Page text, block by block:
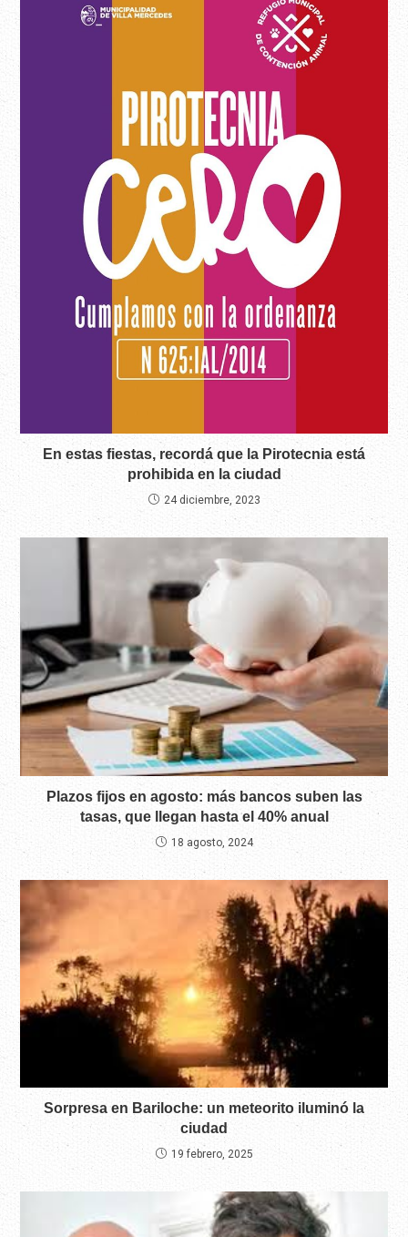
En estas fiestas, recordá que la Pirotecnia está
prohibida en la ciudad
24 diciembre, 2023
Plazos fijos en agosto: más bancos suben las
tasas, que llegan hasta el 40% anual
18 agosto, 2024
Sorpresa en Bariloche: un meteorito iluminó la
ciudad
19 febrero, 2025